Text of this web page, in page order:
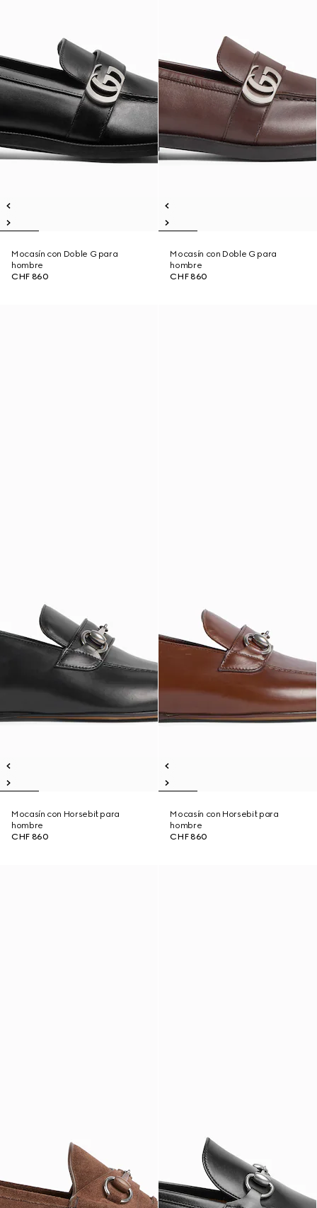
Mocasín con Doble G para
hombre
CHF 860
Mocasín con Doble G para
hombre
CHF 860
Mocasín con Horsebit para
hombre
CHF 860
Mocasín con Horsebit para
hombre
CHF 860